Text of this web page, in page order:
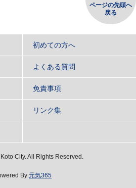
ページの先頭へ
戻る
初めての方へ
よくある質問
免責事項
リンク集
Koto City. All Rights Reserved.
By 元気365